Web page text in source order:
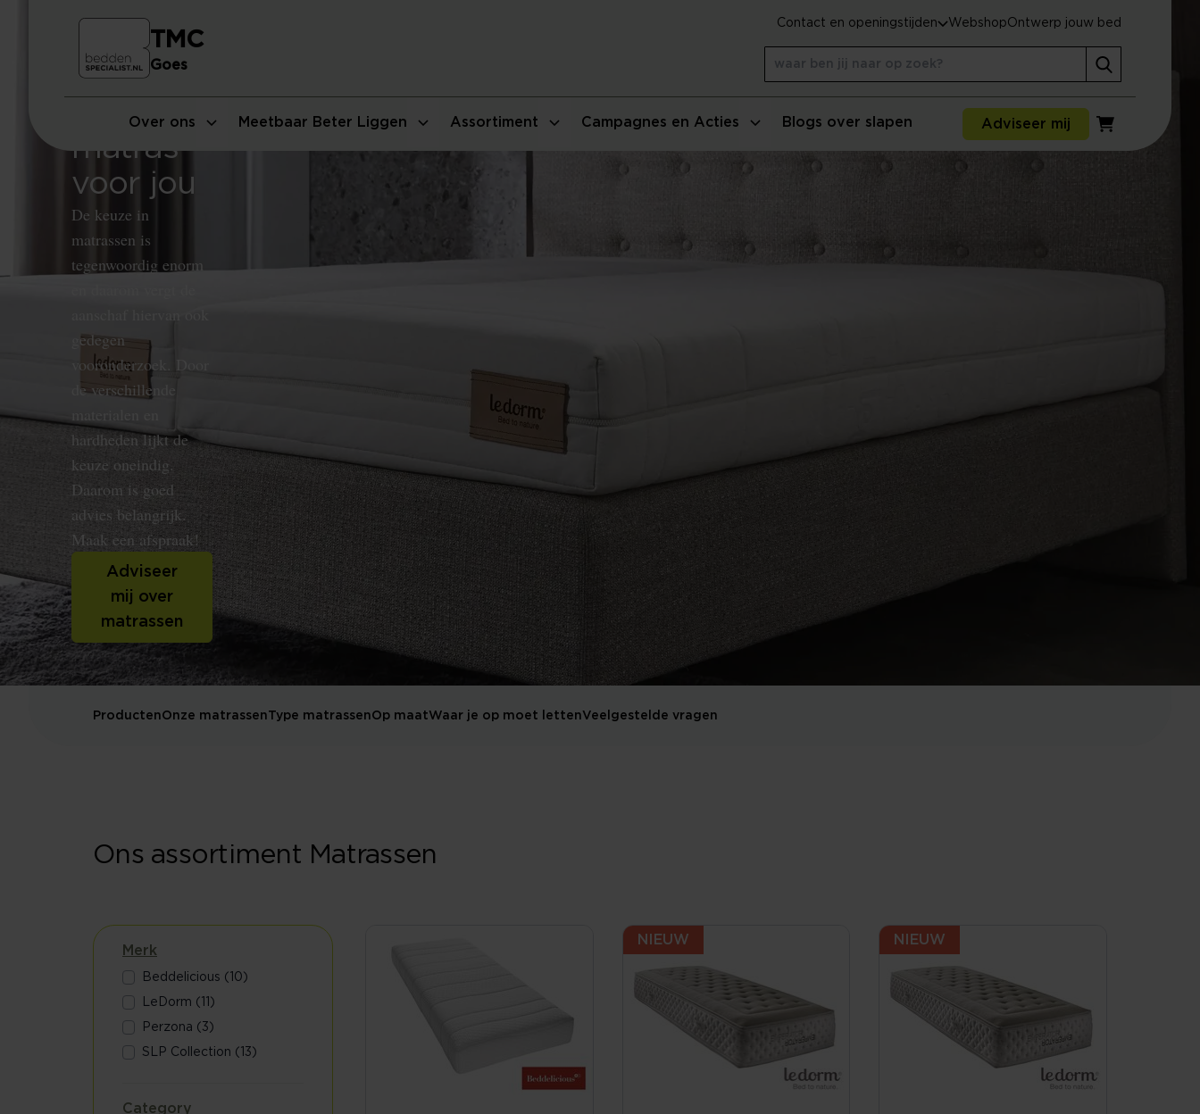
Over ons Meetbaar Beter Liggen Assortiment Campagnes en Acties Blogs over slapen Adviseer mij
Winkelwagen
TMC
Goes
Contact en openingstijden WebshopOntwerp jouw bed
Vind het
beste
matras
voor jou
De keuze in
matrassen is
tegenwoordig enorm
gedegen
vooronderzoek. Door
de verschillende
hardheden lijkt de
keuze oneindig.
Daarom is goed
advies belangrijk.
Maak een afspraak!
Adviseer
mij over
matrassen
ProductenOnze matrassenType matrassenOp maatWaar je op moet lettenVeelgestelde vragen
Ons assortiment Matrassen
Merk
Beddelicious (10)
LeDorm (11)
Perzona (3)
SLP Collection (13)
Category
NIEUW NIEUW